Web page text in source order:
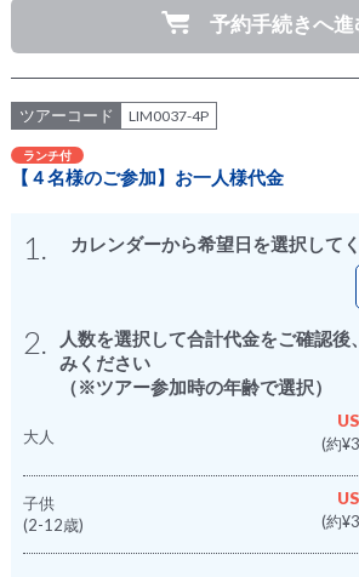
予約手続きへ進
ツアーコード LIM0037-4P
ランチ付
【４名様のご参加】お一人様代金
1. カレンダーから希望日を選択して
2.
人数を選択して合計代金をご確認後
みください
（※ツアー参加時の年齢で選択）
大人 (約
子供
(2-12歳)
(約